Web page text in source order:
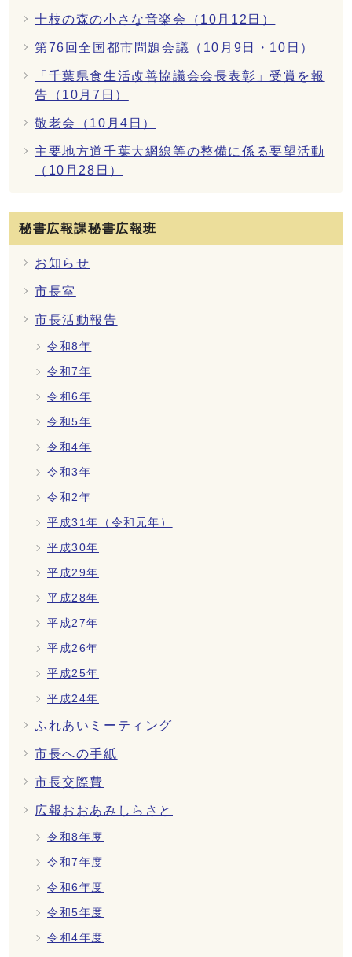
十枝の森の小さな音楽会（10月12日）
第76回全国都市問題会議（10月9日・10日）
「千葉県食生活改善協議会会長表彰」受賞を報
告（10月7日）
敬老会（10月4日）
主要地方道千葉大網線等の整備に係る要望活動
（10月28日）
秘書広報課秘書広報班
お知らせ
市長室
市長活動報告
令和8年
令和7年
令和6年
令和5年
令和4年
令和3年
令和2年
平成31年（令和元年）
平成30年
平成29年
平成28年
平成27年
平成26年
平成25年
平成24年
ふれあいミーティング
市長への手紙
市長交際費
広報おおあみしらさと
令和8年度
令和7年度
令和6年度
令和5年度
令和4年度